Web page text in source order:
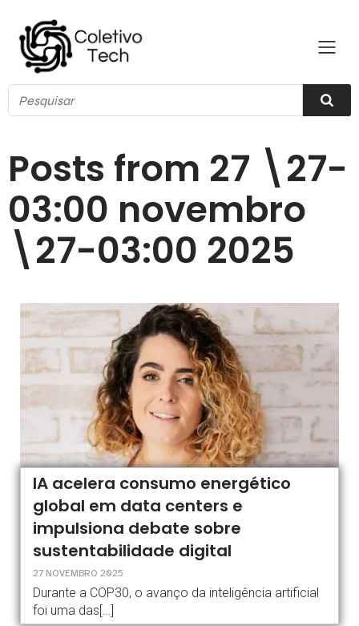
Posts from 27 \27-
03:00 novembro
\27-03:00 2025
IA acelera consumo energético
global em data centers e
impulsiona debate sobre
sustentabilidade digital
27 NOVEMBRO 2025
Durante a COP30, o avanço da inteligência artificial
foi uma das[…]